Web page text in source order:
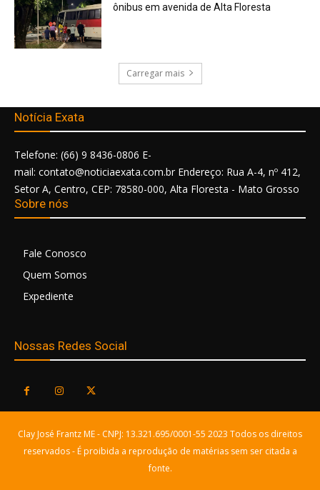
ônibus em avenida de Alta Floresta
Carregar mais
Notícia Exata
Telefone: (66) 9 8436-0806 E-
mail: contato@noticiaexata.com.br Endereço: Rua A-4, nº 412,
Setor A, Centro, CEP: 78580-000, Alta Floresta - Mato Grosso
Sobre nós
Fale Conosco
Quem Somos
Expediente
Nossas Redes Social
Clay José Frantz ME - CNPJ: 13.321.695/0001-55 2023 Todos os direitos
reservados - É proibida a reprodução de matérias sem ser citada a
fonte.